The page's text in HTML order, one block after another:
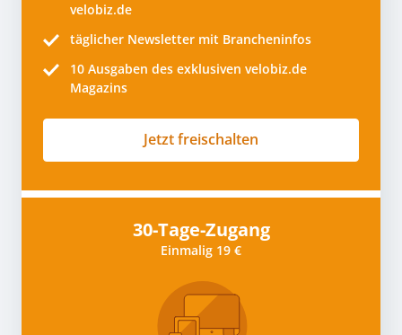
velobiz.de
täglicher Newsletter mit Brancheninfos
10 Ausgaben des exklusiven velobiz.de
Magazins
Jetzt freischalten
30-Tage-Zugang
Einmalig 19 €